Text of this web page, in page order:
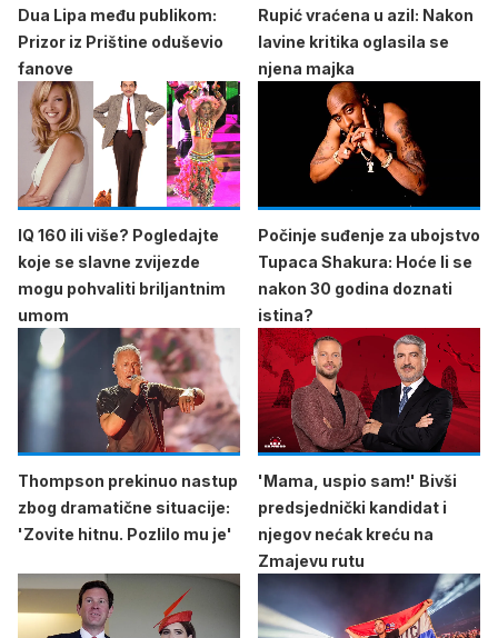
Dua Lipa među publikom:
Prizor iz Prištine oduševio
fanove
Rupić vraćena u azil: Nakon
lavine kritika oglasila se
njena majka
IQ 160 ili više? Pogledajte
koje se slavne zvijezde
mogu pohvaliti briljantnim
umom
Počinje suđenje za ubojstvo
Tupaca Shakura: Hoće li se
nakon 30 godina doznati
istina?
Thompson prekinuo nastup
zbog dramatične situacije:
'Zovite hitnu. Pozlilo mu je'
'Mama, uspio sam!' Bivši
predsjednički kandidat i
njegov nećak kreću na
Zmajevu rutu